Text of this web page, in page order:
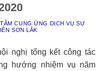
CUNG ỨNG DỊCH VỤ SỰ
SƠN LẮK
nghị tổng kết công tác
hướng nhiệm vụ năm